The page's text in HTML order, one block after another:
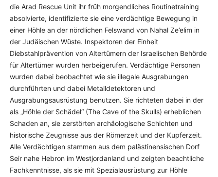
die Arad Rescue Unit ihr früh morgendliches Routinetraining
absolvierte, identifizierte sie eine verdächtige Bewegung in
einer Höhle an der nördlichen Felswand von Nahal Ze’elim in
der Judäischen Wüste. Inspektoren der Einheit
Diebstahlprävention von Altertümern der Israelischen Behörde
für Altertümer wurden herbeigerufen. Verdächtige Personen
wurden dabei beobachtet wie sie illegale Ausgrabungen
durchführten und dabei Metalldetektoren und
Ausgrabungsausrüstung benutzen. Sie richteten dabei in der
als „Höhle der Schädel“ (The Cave of the Skulls) erheblichen
Schaden an, sie zerstörten archäologische Schichten und
historische Zeugnisse aus der Römerzeit und der Kupferzeit.
Alle Verdächtigen stammen aus dem palästinensischen Dorf
Seir nahe Hebron im Westjordanland und zeigten beachtliche
Fachkenntnisse, als sie mit Spezialausrüstung zur Höhle